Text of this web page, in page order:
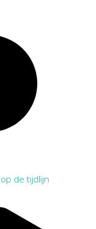
de tijdlijn